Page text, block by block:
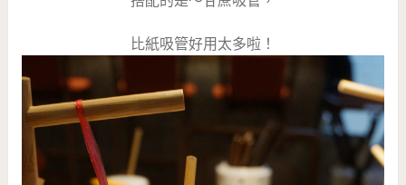
比紙吸管好用太多啦！